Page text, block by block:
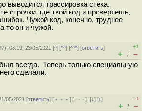
выводится трассировка стека.
строчки, где твой код и проверяешь,
Чужой код, конечно, труднее
то он и чужой.
), 08:19, 23/05/2021 [^] [^^] [^^^] [ответить]
+1
+ / –
всегда. Теперь только специальную
сделали.
05/2021 [ответить] [ ﹢﹢﹢] [ · · ·][↓] [↑]
–1
+ / –